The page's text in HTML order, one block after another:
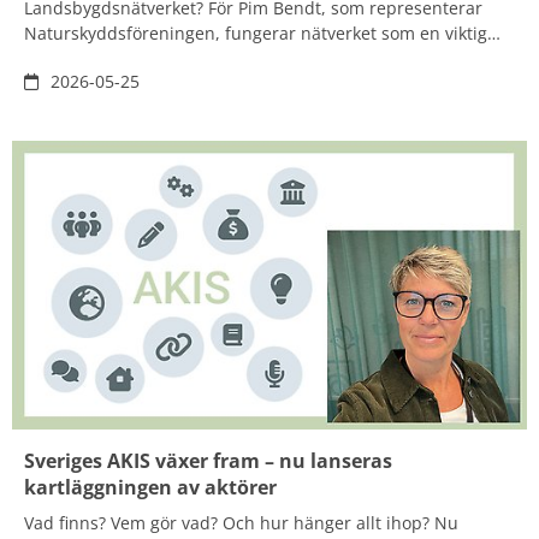
Landsbygdsnätverket? För Pim Bendt, som representerar
Naturskyddsföreningen, fungerar nätverket som en viktig
näringsverksamhet kan mötas på lika villkor för att utveckla
2026-05-25
Sveriges AKIS växer fram – nu lanseras
kartläggningen av aktörer
Vad finns? Vem gör vad? Och hur hänger allt ihop? Nu